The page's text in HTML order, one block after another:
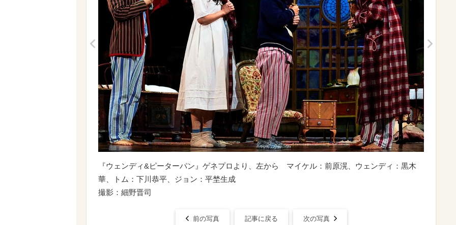
『ウェンディ&ピーターパン』ゲネプロより、左から マイケル：前原滉、ウェンディ：黒木
華、トム：下川恭平、ジョン：平埜生成
撮影：細野晋司
前の写真 記事に戻る 次の写真